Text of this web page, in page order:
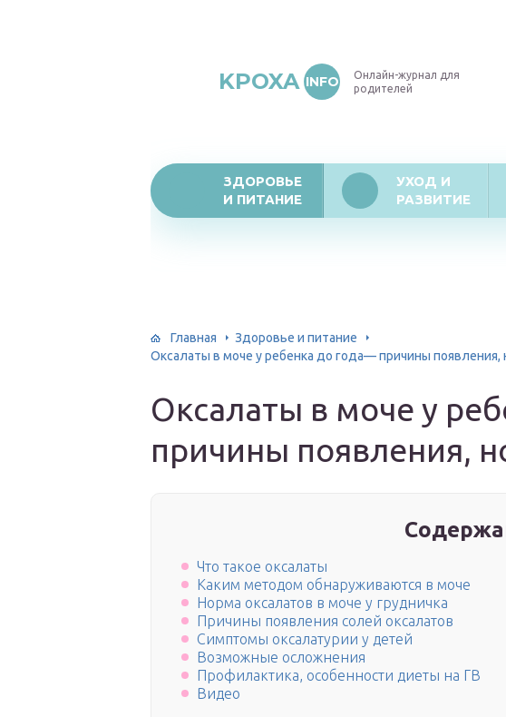
KPOXA INFO
Онлайн-журнал для
родителей
ЗДОРОВЬЕ
И ПИТАНИЕ
УХОД И
РАЗВИТИЕ
Главная
Здоровье и питание
Оксалаты в моче у ребенка до года— причины появления,
Оксалаты в моче у
причины появления,
Что такое оксалаты
Каким методом обнаруживаются в моче
Норма оксалатов в моче у грудничка
Причины появления солей оксалатов
Симптомы оксалатурии у детей
Возможные осложнения
Профилактика, особенности диеты на ГВ
Видео